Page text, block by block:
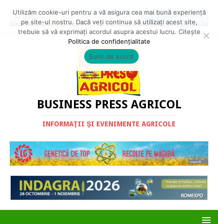
BUSINESS PRESS AGRICOL
INFORMAŢII ŞI EVENIMENTE AGRICOLE
Utilizăm cookie-uri pentru a vă asigura cea mai bună experiență
pe site-ul nostru. Dacă veți continua să utilizați acest site,
trebuie să vă exprimați acordul asupra acestui lucru. Citește
Politica de confidențialitate
Sunt de acord